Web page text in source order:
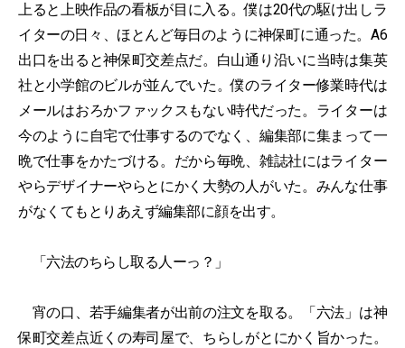
上ると上映作品の看板が目に入る。僕は20代の駆け出しラ
イターの日々、ほとんど毎日のように神保町に通った。A6
出口を出ると神保町交差点だ。白山通り沿いに当時は集英
社と小学館のビルが並んでいた。僕のライター修業時代は
メールはおろかファックスもない時代だった。ライターは
今のように自宅で仕事するのでなく、編集部に集まって一
晩で仕事をかたづける。だから毎晩、雑誌社にはライター
やらデザイナーやらとにかく大勢の人がいた。みんな仕事
がなくてもとりあえず編集部に顔を出す。
「六法のちらし取る人ーっ？」
宵の口、若手編集者が出前の注文を取る。「六法」は神
保町交差点近くの寿司屋で、ちらしがとにかく旨かった。